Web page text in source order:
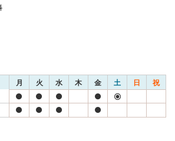
月 火 水 木 金 土 日 祝